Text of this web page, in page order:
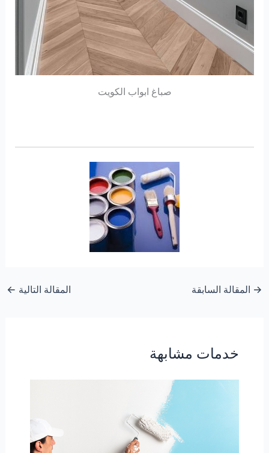
صباغ ابواب الكويت
→ المقالة السابقة المقالة التالية ←
خدمات مشابهة